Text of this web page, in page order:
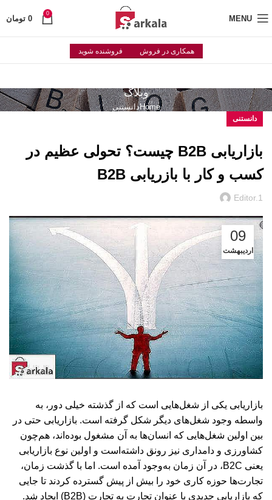
MENU
0
0 تومان
همکاری در فروش فروشنده شوید
وبلاگ
Homeدانستنی
دانستنی
بازاریابی B2B چیست؟ تحولی عظیم در
کسب و کار با بازریابی B2B
Editor.1
09
اردیبهشت
بازاریابی یکی از شغل‌هایی است که از گذشته خیلی دور، به
واسطه وجود شغل‌های دیگر شکل گرفته است. بازاریابی حتی در
بین اولین شغل‌هایی که انسان‌ها به آن مشغول بوده‌اند، هم‌چون
کشاورزی و دامداری نیز رونق داشته‌است و اولین نوع بازاریابی
یعنی B2C، در آن زمان به‌وجود آمده است. اما با گذشت زمان،
تجارت‌ها حوزه کاری خود را بیش از پیش گسترده کردند تا جایی
که بازاریابی جدیدی با عنوان تجارت به تجارت (B2B) ایجاد شد.